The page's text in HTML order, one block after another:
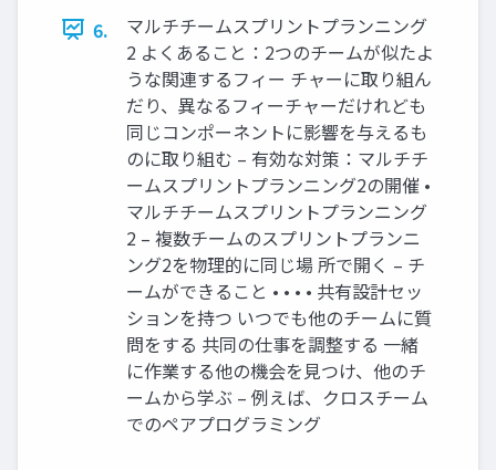
6.
マルチチームスプリントプランニング
2 よくあること：2つのチームが似たよ
うな関連するフィー チャーに取り組ん
だり、異なるフィーチャーだけれども
同じコンポーネントに影響を与えるも
のに取り組む – 有効な対策：マルチチ
ームスプリントプランニング2の開催 •
マルチチームスプリントプランニング
2 – 複数チームのスプリントプランニ
ング2を物理的に同じ場 所で開く – チ
ームができること • • • • 共有設計セッ
ションを持つ いつでも他のチームに質
問をする 共同の仕事を調整する 一緒
に作業する他の機会を見つけ、他のチ
ームから学ぶ – 例えば、クロスチーム
でのペアプログラミング